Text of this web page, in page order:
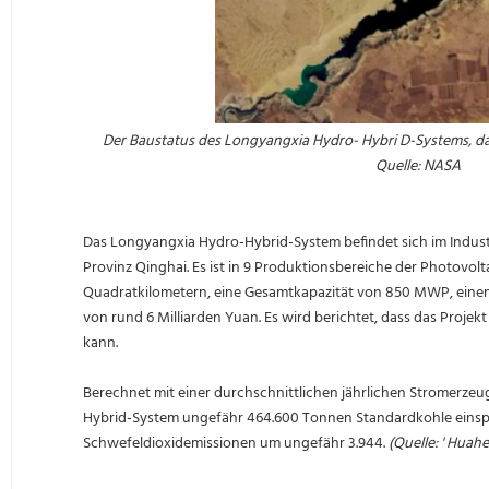
Der Baustatus desLongyangxia Hydro-HybriD-Systems,
Quelle: NASA
Das Longyangxia Hydro-Hybrid-System befindet sich im
Provinz Qinghai. Es ist in 9 Produktionsbereiche der
Quadratkilometern, eine Gesamtkapazität von 850 MWP,
von rund 6 Milliarden Yuan. Es wird berichtet, dass das
kann.
Berechnet mit einer durchschnittlichen jährlichen
Hybrid-System ungefähr 464.600 Tonnen Standardkohle
Schwefeldioxidemissionen um ungefähr 3.944.(Quelle: '